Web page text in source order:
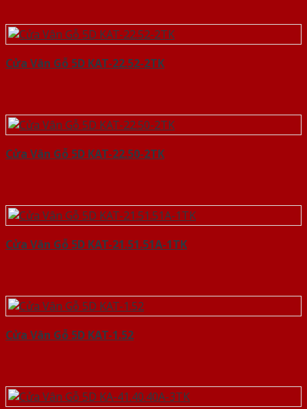
Cửa Vân Gỗ 5D KAT-22.52-2TK
Cửa Vân Gỗ 5D KAT-22.50-2TK
Cửa Vân Gỗ 5D KAT-21.51.51A-1TK
Cửa Vân Gỗ 5D KAT-1.52